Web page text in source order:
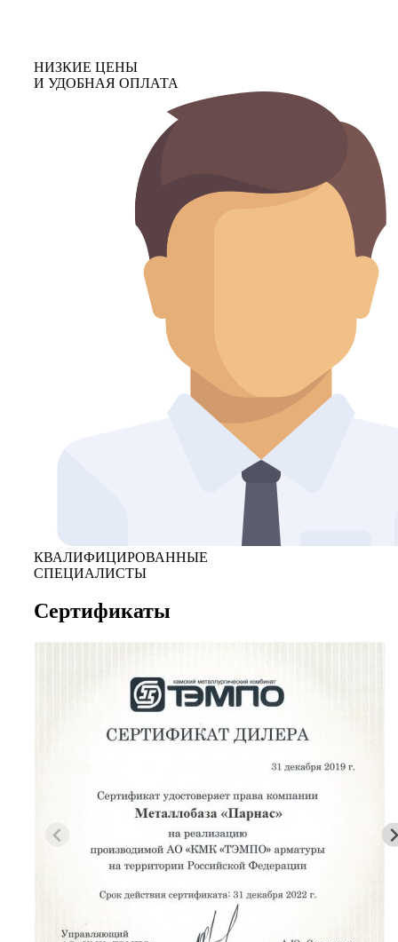
НИЗКИЕ ЦЕНЫ
И УДОБНАЯ ОПЛАТА
КВАЛИФИЦИРОВАННЫЕ
СПЕЦИАЛИСТЫ
Сертификаты